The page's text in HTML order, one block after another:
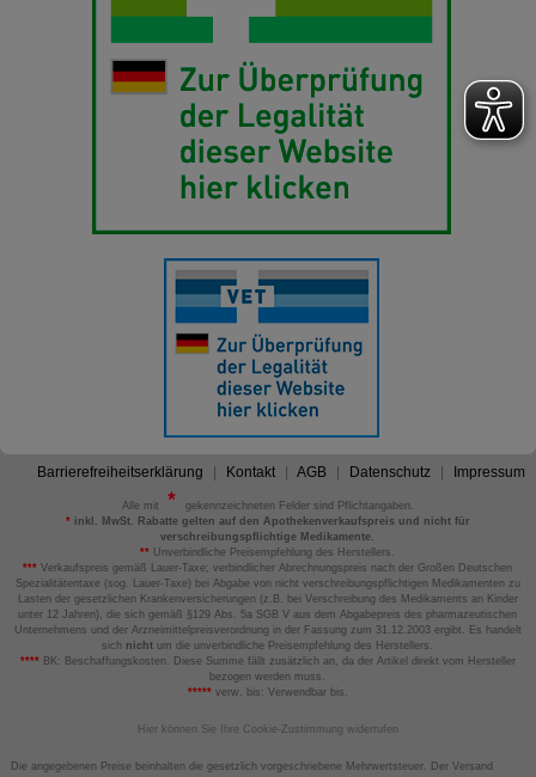
Barrierefreiheitserklärung Kontakt AGB Datenschutz Impressum
Alle mit
gekennzeichneten Felder sind Pflichtangaben.
*inkl. MwSt. Rabatte gelten auf den Apothekenverkaufspreis und nicht für
verschreibungspflichtige Medikamente.
** Unverbindliche Preisempfehlung des Herstellers.
*** Verkaufspreis gemäß Lauer-Taxe; verbindlicher Abrechnungspreis nach der Großen Deutschen
Spezialitätentaxe (sog. Lauer-Taxe) bei Abgabe von nicht verschreibungspflichtigen Medikamenten zu
Lasten der gesetzlichen Krankenversicherungen (z.B. bei Verschreibung des Medikaments an Kinder
unter 12 Jahren), die sich gemäß §129 Abs. 5a SGB V aus dem Abgabepreis des pharmazeutischen
Unternehmens und der Arzneimittelpreisverordnung in der Fassung zum 31.12.2003 ergibt. Es handelt
sich nicht um die unverbindliche Preisempfehlung des Herstellers.
****BK: Beschaffungskosten. Diese Summe fällt zusätzlich an, da der Artikel direkt vom Hersteller
bezogen werden muss.
*****verw. bis: Verwendbar bis.
Hier können Sie Ihre Cookie-Zustimmung widerrufen
Die angegebenen Preise beinhalten die gesetzlich vorgeschriebene Mehrwertsteuer. Der Versand